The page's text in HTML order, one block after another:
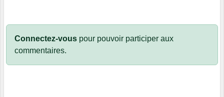
Connectez-vous pour pouvoir participer aux
commentaires.